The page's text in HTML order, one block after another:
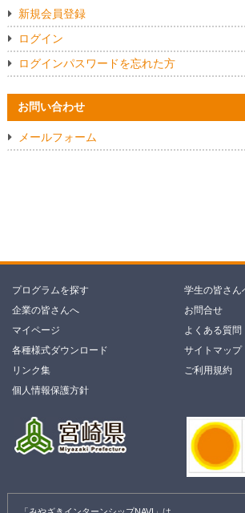
新規会員登録
ログイン
ログインパスワードを忘れた方
お問い合わせ
メールフォーム
プログラムを探す
学生の皆さん
企業の皆さんへ
お問合せ
マイページ
よくある質問
各種様式ダウンロード
サイトマップ
リンク集
ご利用規約
個人情報保護方針